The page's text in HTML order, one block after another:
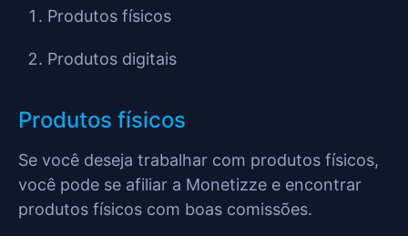
Produtos físicos
Produtos digitais
Produtos físicos
Se você deseja trabalhar com produtos físicos,
você pode se afiliar a Monetizze e encontrar
produtos físicos com boas comissões.